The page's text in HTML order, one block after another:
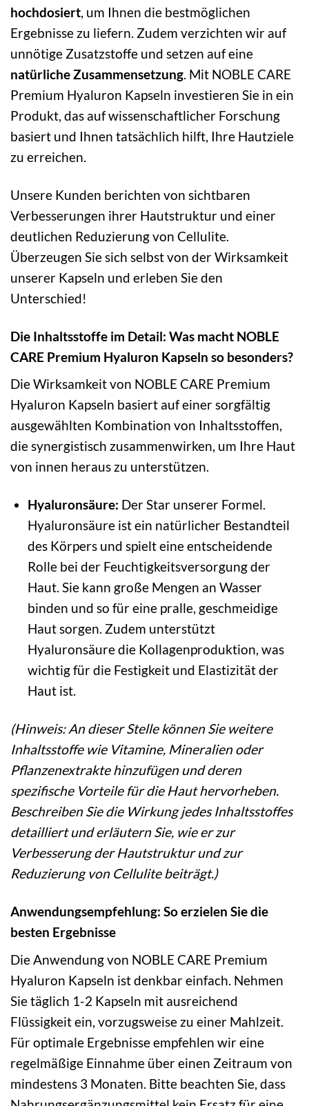
hochdosiert , um Ihnen die bestmöglichen
Ergebnisse zu liefern. Zudem verzichten wir auf
unnötige Zusatzstoffe und setzen auf eine
natürliche Zusammensetzung . Mit NOBLE CARE
Premium Hyaluron Kapseln investieren Sie in ein
Produkt, das auf wissenschaftlicher Forschung
basiert und Ihnen tatsächlich hilft, Ihre Hautziele
zu erreichen.
Unsere Kunden berichten von sichtbaren
Verbesserungen ihrer Hautstruktur und einer
deutlichen Reduzierung von Cellulite.
Überzeugen Sie sich selbst von der Wirksamkeit
unserer Kapseln und erleben Sie den
Unterschied!
Die Inhaltsstoffe im Detail: Was macht NOBLE
CARE Premium Hyaluron Kapseln so besonders?
Die Wirksamkeit von NOBLE CARE Premium
Hyaluron Kapseln basiert auf einer sorgfältig
ausgewählten Kombination von Inhaltsstoffen,
die synergistisch zusammenwirken, um Ihre Haut
von innen heraus zu unterstützen.
Hyaluronsäure: Der Star unserer Formel.
Hyaluronsäure ist ein natürlicher Bestandteil
des Körpers und spielt eine entscheidende
Rolle bei der Feuchtigkeitsversorgung der
Haut. Sie kann große Mengen an Wasser
binden und so für eine pralle, geschmeidige
Haut sorgen. Zudem unterstützt
Hyaluronsäure die Kollagenproduktion, was
wichtig für die Festigkeit und Elastizität der
Haut ist.
(Hinweis: An dieser Stelle können Sie weitere
Inhaltsstoffe wie Vitamine, Mineralien oder
Pflanzenextrakte hinzufügen und deren
spezifische Vorteile für die Haut hervorheben.
Beschreiben Sie die Wirkung jedes Inhaltsstoffes
detailliert und erläutern Sie, wie er zur
Verbesserung der Hautstruktur und zur
Reduzierung von Cellulite beiträgt.)
Anwendungsempfehlung: So erzielen Sie die
besten Ergebnisse
Die Anwendung von NOBLE CARE Premium
Hyaluron Kapseln ist denkbar einfach. Nehmen
Sie täglich 1-2 Kapseln mit ausreichend
Flüssigkeit ein, vorzugsweise zu einer Mahlzeit.
Für optimale Ergebnisse empfehlen wir eine
regelmäßige Einnahme über einen Zeitraum von
mindestens 3 Monaten. Bitte beachten Sie, dass